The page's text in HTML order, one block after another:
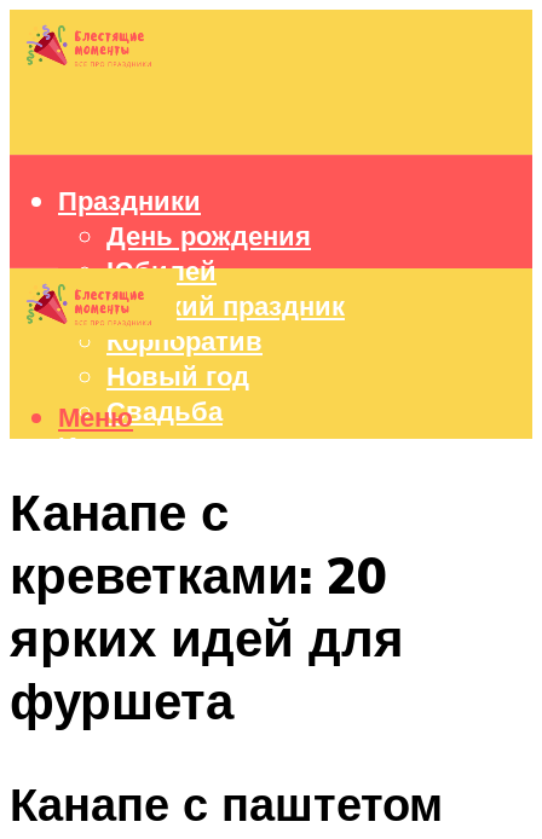
Праздники
День рождения
Юбилей
Детский праздник
Корпоратив
Новый год
Свадьба
Идеи подарков
Праздничный стол
Меню
Меню
Канапе с
креветками: 20
ярких идей для
фуршета
Канапе с паштетом